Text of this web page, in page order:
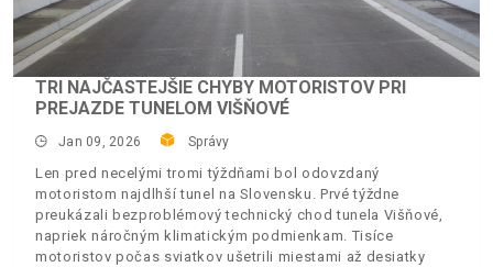
TRI NAJČASTEJŠIE CHYBY MOTORISTOV PRI
PREJAZDE TUNELOM VIŠŇOVÉ
Jan 09, 2026 Správy
Len pred necelými tromi týždňami bol odovzdaný
motoristom najdlhší tunel na Slovensku. Prvé týždne
preukázali bezproblémový technický chod tunela Višňové,
napriek náročným klimatickým podmienkam. Tisíce
motoristov počas sviatkov ušetrili miestami až desiatky